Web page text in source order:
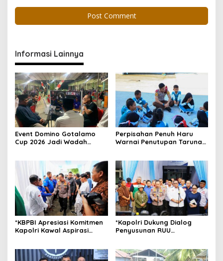
Informasi Lainnya
Event Domino Gotalamo
Cup 2026 Jadi Wadah
Morotai
Perpisahan Penuh Haru
Warnai Penutupan Taruna
*KBPBI Apresiasi Komitmen
Kapolri Kawal Aspirasi
*Kapolri Dukung Dialog
Penyusunan RUU